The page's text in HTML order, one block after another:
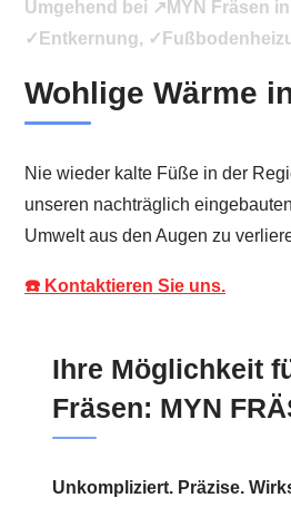
Umgehend bei ↗️MYN Fräsen
✓Entkernung,
Wohlige Wärme
Nie wieder kalte Füße in der
unseren nachträglich
Umwelt aus den Augen zu
☎️ Kontaktieren Sie uns.
Ihre Möglichkeit
Fräsen: MYN
Unkompliziert. Präzise.